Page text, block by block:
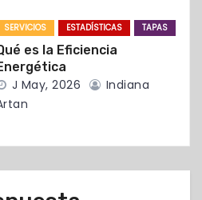
SERVICIOS ESTADÍSTICAS TAPAS
es la Eficiencia
J May, 2026
Indiana